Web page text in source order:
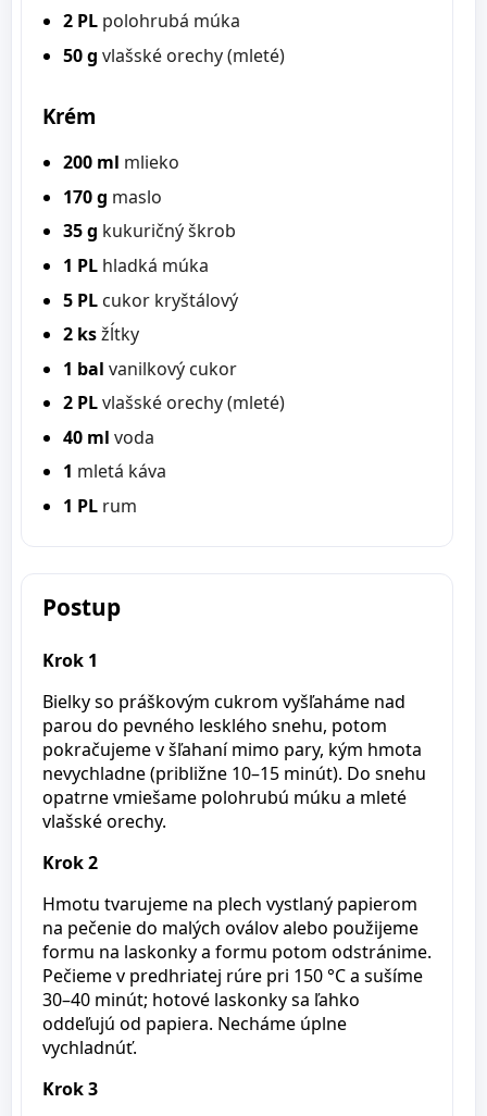
2 PL polohrubá múka
50 g vlašské orechy (mleté)
Krém
200 ml mlieko
170 g maslo
35 g kukuričný škrob
1 PL hladká múka
5 PL cukor kryštálový
2 ksžĺtky
1 bal vanilkový cukor
2 PLvlašské orechy (mleté)
40 ml voda
1 mletá káva
1 PL rum
Postup
Krok 1
Bielky so práškovým cukrom vyšľaháme nad
parou do pevného lesklého snehu, potom
pokračujeme v šľahaní mimo pary, kým hmota
nevychladne (približne 10–15 minút). Do snehu
opatrne vmiešame polohrubú múku a mleté
vlašské orechy.
Krok 2
Hmotu tvarujeme na plech vystlaný papierom
na pečenie do malých oválov alebo použijeme
formu na laskonky a formu potom odstránime.
Pečieme v predhriatej rúre pri 150 °C a sušíme
30–40 minút; hotové laskonky sa ľahko
oddeľujú od papiera. Necháme úplne
vychladnúť.
Krok 3